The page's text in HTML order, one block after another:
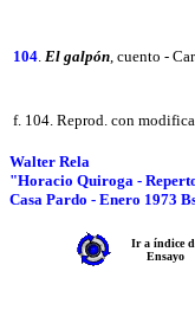
104. El galpón, cuento -
f. 104. Reprod. con
Walter Rela
"Horacio Quiroga -
Casa Pardo - Enero 1973
Ir a índice
Ensayo